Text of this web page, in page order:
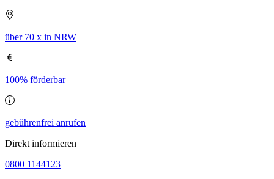
über 70 x in NRW
100% förderbar
gebührenfrei anrufen
Direkt informieren
0800 1144123